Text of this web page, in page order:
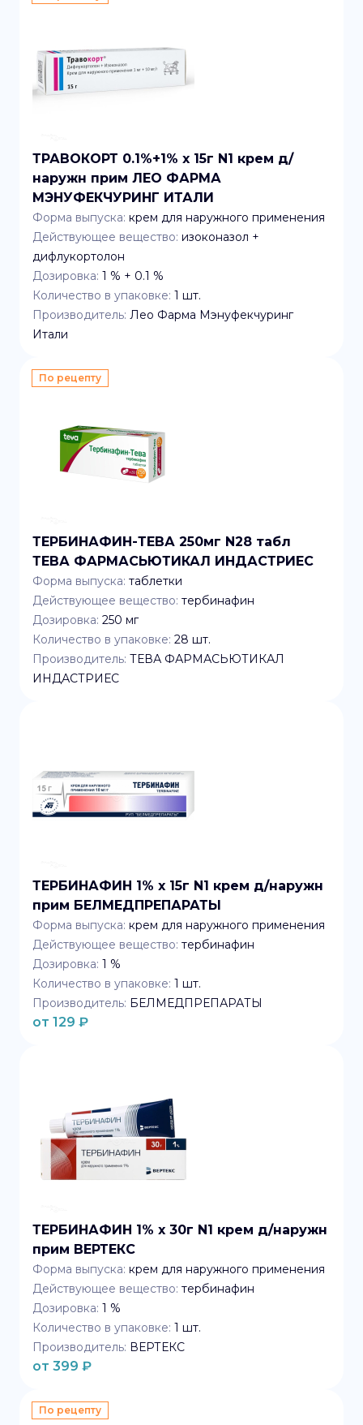
ТРАВОКОРТ 0.1%+1% x 15г N1 крем д/
наружн прим ЛЕО ФАРМА
МЭНУФЕКЧУРИНГ ИТАЛИ
Форма выпуска: крем для наружного применения
Действующее вещество: изоконазол +
дифлукортолон
Дозировка: 1 % + 0.1 %
Количество в упаковке: 1 шт.
Производитель: Лео Фарма Мэнуфекчуринг
Итали
По рецепту
ТЕРБИНАФИН-ТЕВА 250мг N28 табл
ТЕВА ФАРМАСЬЮТИКАЛ ИНДАСТРИЕС
Форма выпуска: таблетки
Действующее вещество: тербинафин
Дозировка: 250 мг
Количество в упаковке: 28 шт.
Производитель: ТЕВА ФАРМАСЬЮТИКАЛ
ИНДАСТРИЕС
ТЕРБИНАФИН 1% x 15г N1 крем д/наружн
прим БЕЛМЕДПРЕПАРАТЫ
Форма выпуска: крем для наружного применения
Действующее вещество: тербинафин
Дозировка: 1 %
Количество в упаковке: 1 шт.
Производитель: БЕЛМЕДПРЕПАРАТЫ
от 129 ₽
ТЕРБИНАФИН 1% x 30г N1 крем д/наружн
прим ВЕРТЕКС
Форма выпуска: крем для наружного применения
Действующее вещество: тербинафин
Дозировка: 1 %
Количество в упаковке: 1 шт.
Производитель: ВЕРТЕКС
от 399 ₽
По рецепту